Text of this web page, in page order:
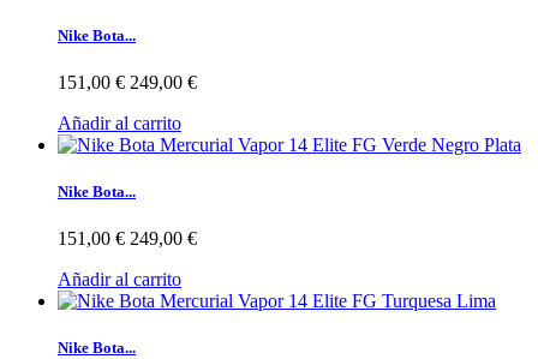
Nike Bota...
151,00 € 249,00 €
Añadir al carrito
Nike Bota...
151,00 € 249,00 €
Añadir al carrito
Nike Bota...